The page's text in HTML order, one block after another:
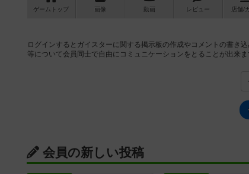
ゲーム トップ 画像 動画 レビュー 店舗/
ログインするとガイスターに関する掲示板の作成やコメントの書き
等について会員同士で自由にコミュニケーションをとることが出来ま
会員の新しい投稿